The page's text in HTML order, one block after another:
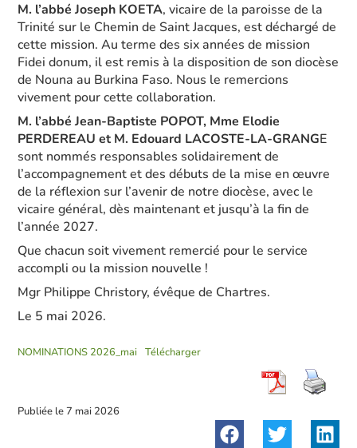
M. l’abbé Joseph KOETA, vicaire de la paroisse de la
Trinité sur le Chemin de Saint Jacques, est déchargé de
cette mission. Au terme des six années de mission
Fidei donum, il est remis à la disposition de son diocèse
de Nouna au Burkina Faso. Nous le remercions
vivement pour cette collaboration.
M. l’abbé Jean-Baptiste POPOT, Mme Elodie
PERDEREAU et M. Edouard LACOSTE-LA-GRANGE
sont nommés responsables solidairement de
l’accompagnement et des débuts de la mise en œuvre
de la réflexion sur l’avenir de notre diocèse, avec le
vicaire général, dès maintenant et jusqu’à la fin de
l’année 2027.
Que chacun soit vivement remercié pour le service
accompli ou la mission nouvelle !
Mgr Philippe Christory, évêque de Chartres.
Le 5 mai 2026.
NOMINATIONS 2026_mai Télécharger
Publiée le7 mai 2026